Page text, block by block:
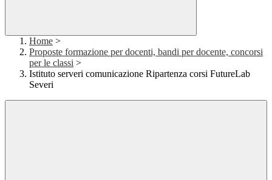
Home >
Proposte formazione per docenti, bandi per docente, concorsi
per le classi >
Istituto serveri comunicazione Ripartenza corsi FutureLab
Severi